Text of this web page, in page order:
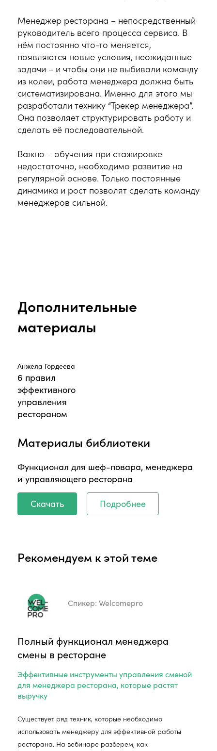
Менеджер ресторана – непосредственный
руководитель всего процесса сервиса. В
нём постоянно что-то меняется,
появляются новые условия, неожиданные
задачи – и чтобы они не выбивали команду
из колеи, работа менеджера должна быть
систематизирована. Именно для этого мы
разработали технику “Трекер менеджера”.
Она позволяет структурировать работу и
сделать её последовательной.
Важно – обучения при стажировке
недостаточно, необходимо развитие на
регулярной основе. Только постоянные
динамика и рост позволят сделать команду
менеджеров сильной.
Дополнительные
материалы
Анжела Гордеева
6 правил
эффективного
управления
рестораном
Материалы библиотеки
Функционал для шеф-повара, менеджера
и управляющего ресторана
Скачать Подробнее
Рекомендуем к этой теме
Спикер: Welcomepro
Полный функционал менеджера
смены в ресторане
Эффективные инструменты управления сменой
для менеджера ресторана, которые растят
выручку
Существует ряд техник, которые необходимо
использовать менеджеру для эффективной работы
ресторана. На вебинаре разберем, как